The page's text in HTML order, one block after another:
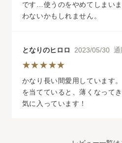
です…使うのをやめてしまい
わないかもしれません。
となりのヒロロ 2023/05/30 通
かなり長い間愛用しています
を当てていると、薄くなって
気に入っています！